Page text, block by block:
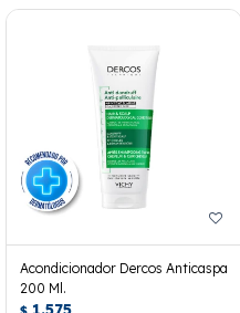
Acondicionador Dercos Anticaspa
200 Ml.